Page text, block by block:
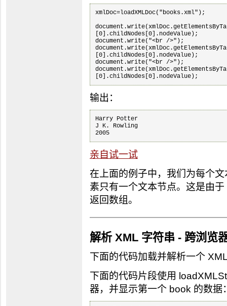
xmlDoc=loadXMLDoc("books.xml");
[0].childNodes[0].nodeValue);
document.write("<br />");
[0].childNodes[0].nodeValue);
document.write("<br />");
[0].childNodes[0].nodeValue);
输出：
Harry Potter
J K. Rowling
亲自试一试
在上面的例子中，我们为每个
素只有一个文本节点。这是由
返回数组。
解析 XML 字符串 - 跨浏览
下面的代码加载并解析一个
下面的代码片段使用
器，并显示第一个 book 的数据